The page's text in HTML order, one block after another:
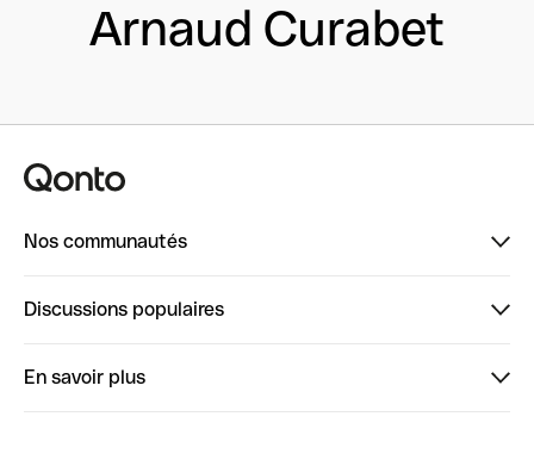
Arnaud Curabet
Nos communautés
ClubQonto
Discussions populaires
En savoir plus